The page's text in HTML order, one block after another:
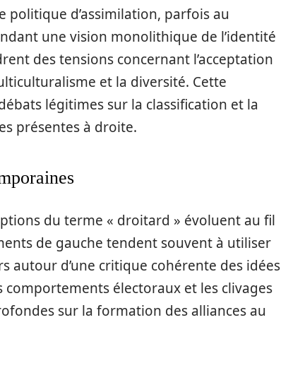
politique d’assimilation, parfois au
une vision monolithique de l’identité
des tensions concernant l’acceptation
et la diversité. Cette
légitimes sur la classification et la
présentes à droite.
du terme « droitard » évoluent au fil
de gauche tendent souvent à utiliser
d’une critique cohérente des idées
électoraux et les clivages
sur la formation des alliances au